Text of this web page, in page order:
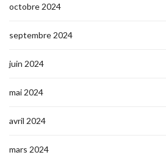
octobre 2024
septembre 2024
juin 2024
mai 2024
avril 2024
mars 2024